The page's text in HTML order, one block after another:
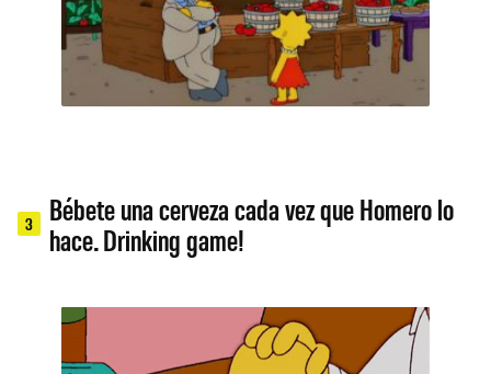
3
Bébete una cerveza cada vez que Homero lo
hace. Drinking game!